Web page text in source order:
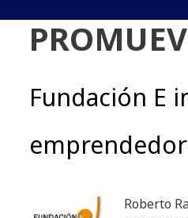
Fundación E
Roberto